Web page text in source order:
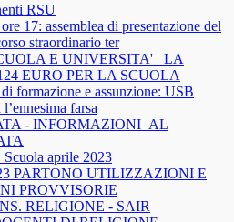
RSU
17: assemblea di presentazione del
straordinario ter
E UNIVERSITA'_ LA
EURO PER LA SCUOLA
formazione e assunzione: USB
farsa
- INFORMAZIONI_AL
aprile 2023
PARTONO UTILIZZAZIONI E
PROVVISORIE
RELIGIONE - SAIR